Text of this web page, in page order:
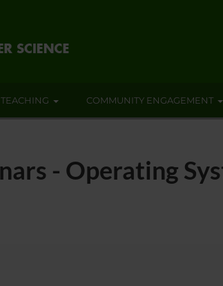
TEACHING COMMUNITY ENGAGEMENT
- Operating